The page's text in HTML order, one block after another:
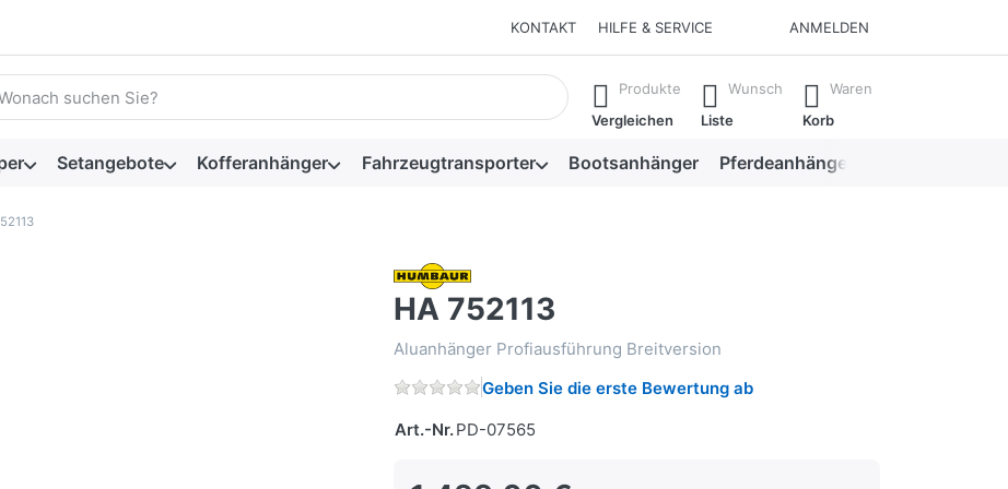
KONTAKT HILFE & SERVICE ANMELDEN
Sie einen Suchbegriff ein. Während Sie tippen, erscheinen automatisch erste Ergebnisse. Drücken Sie die Eingabetaste, um alle
Produkte
Vergleichen
Wunsch
Liste
Waren
Korb
Setangebote Kofferanhänger Fahrzeugtransporter Bootsanhänger Pferdeanhänger
HA 752113
Aluanhänger Profiausführung Breitversion
Geben Sie die erste Bewertung ab
Art.-Nr.PD-07565